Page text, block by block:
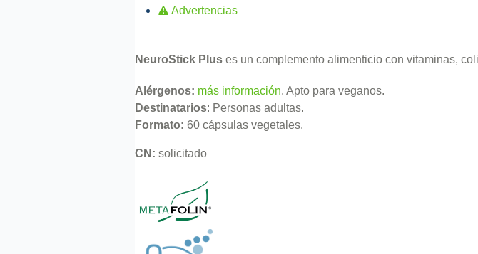
Advertencias
NeuroStick Plus es un complemento alimenticio con vitaminas,
Alérgenos: más información. Apto para veganos.
Destinatarios: Personas adultas.
Formato: 60 cápsulas vegetales.
CN: solicitado